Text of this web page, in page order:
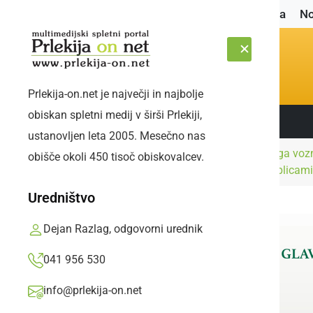
Naslovnica
PETEK, 7. AVGUST 2026 Sledite nam:
Prlekija-on.net je največji in najbolje
obiskan spletni medij v širši Prlekiji,
ustanovljen leta 2005. Mesečno nas
obišče okoli 450 tisoč obiskovalcev.
Uredništvo
Dejan Razlag, odgovorni urednik
041 956 530
info@prlekija-on.net
Naslovnica
Črna
Vozil brez veljavnega
vozilo z drugimi